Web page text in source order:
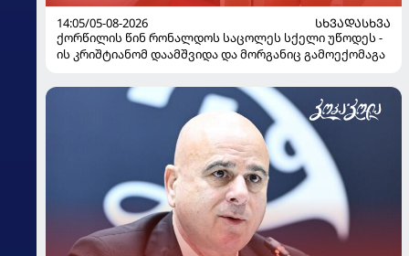
14:05/05-08-2026
ᲡᲮᲕᲐᲓᲐᲡᲮᲕᲐ
ქორწილის წინ რონალდოს საცოლეს სქელი უწოდეს -
ის კრიშტიანომ დაამშვიდა და მორგანიც გამოექომაგა